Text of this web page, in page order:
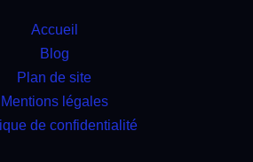
Accueil
Blog
Plan de site
Mentions légales
de confidentialité